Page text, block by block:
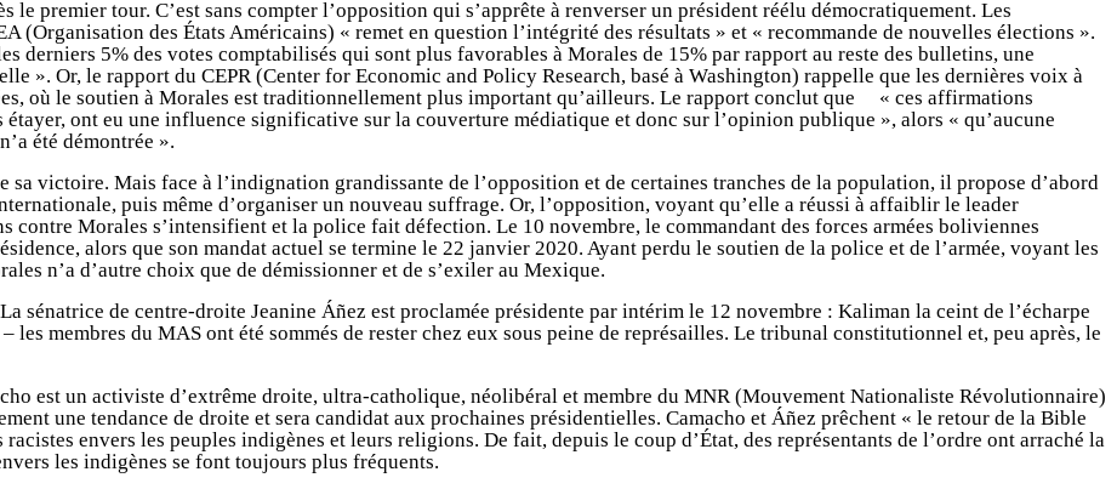
premier tour. C’est sans compter l’opposition qui s’apprête à renverser un président réélu démocratiquement. Les
(Organisation des États Américains) « remet en question l’intégrité des résultats » et « recommande de nouvelles élections ».
derniers 5% des votes comptabilisés qui sont plus favorables à Morales de 15% par rapport au reste des bulletins, une
». Or, le rapport du CEPR (Center for Economic and Policy Research, basé à Washington) rappelle que les dernières voix à
où le soutien à Morales est traditionnellement plus important qu’ailleurs. Le rapport conclut que « ces affirmations
ont eu une influence significative sur la couverture médiatique et donc sur l’opinion publique », alors « qu’aucune
été démontrée ».
victoire. Mais face à l’indignation grandissante de l’opposition et de certaines tranches de la population, il propose d’abord
puis même d’organiser un nouveau suffrage. Or, l’opposition, voyant qu’elle a réussi à affaiblir le leader
contre Morales s’intensifient et la police fait défection. Le 10 novembre, le commandant des forces armées boliviennes
alors que son mandat actuel se termine le 22 janvier 2020. Ayant perdu le soutien de la police et de l’armée, voyant les
n’a d’autre choix que de démissionner et de s’exiler au Mexique.
sénatrice de centre-droite Jeanine Áñez est proclamée présidente par intérim le 12 novembre : Kaliman la ceint de l’écharpe
membres du MAS ont été sommés de rester chez eux sous peine de représailles. Le tribunal constitutionnel et, peu après, le
est un activiste d’extrême droite, ultra-catholique, néolibéral et membre du MNR (Mouvement Nationaliste Révolutionnaire)
une tendance de droite et sera candidat aux prochaines présidentielles. Camacho et Áñez prêchent « le retour de la Bible
envers les peuples indigènes et leurs religions. De fait, depuis le coup d’État, des représentants de l’ordre ont arraché la
les indigènes se font toujours plus fréquents.